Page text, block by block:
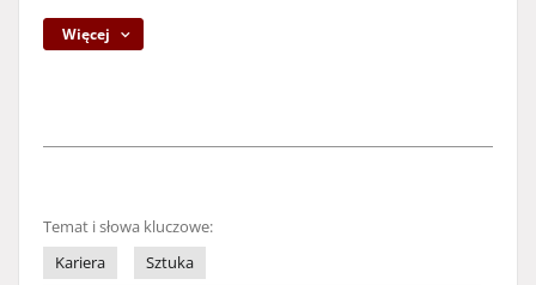
Więcej
Temat i słowa kluczowe:
Kariera
Sztuka